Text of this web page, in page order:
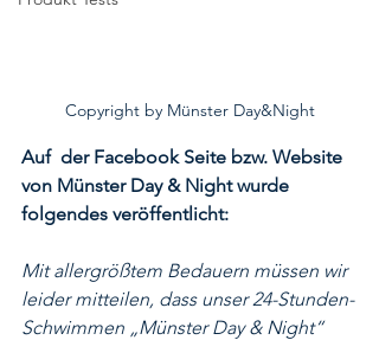
Copyright by Münster Day&Night
Auf  der Facebook Seite bzw. Website
von Münster Day & Night wurde
folgendes veröffentlicht:
Mit allergrößtem Bedauern müssen wir
leider mitteilen, dass unser 24-Stunden-
Schwimmen „Münster Day & Night“